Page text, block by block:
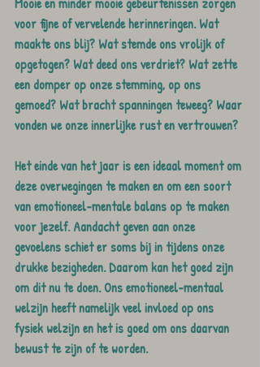
voor fijne of vervelende herinneringen. Wat
maakte ons blij? Wat stemde ons vrolijk of
opgetogen? Wat deed ons verdriet? Wat zette
een domper op onze stemming, op ons
gemoed? Wat bracht spanningen teweeg? Waar
vonden we onze innerlijke rust en vertrouwen?
Het einde van het jaar is een ideaal moment om
deze overwegingen te maken en om een soort
van emotioneel-mentale balans op te maken
voor jezelf. Aandacht geven aan onze
gevoelens schiet er soms bij in tijdens onze
drukke bezigheden. Daarom kan het goed zijn
om dit nu te doen. Ons emotioneel-mentaal
welzijn heeft namelijk veel invloed op ons
fysiek welzijn en het is goed om ons daarvan
bewust te zijn of te worden.